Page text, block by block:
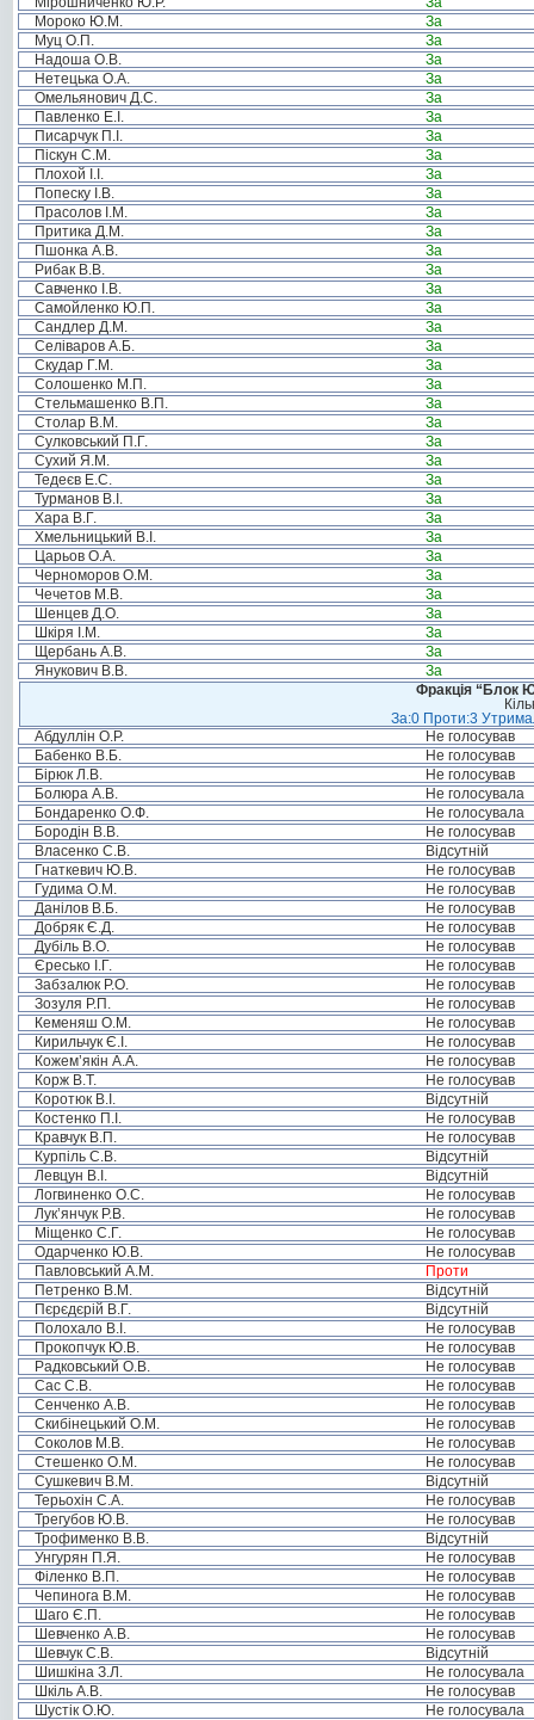
Мороко Ю.М.
За
Муц О.П.
За
Надоша О.В.
За
Нетецька О.А.
За
Омельянович Д.С.
За
Павленко Е.І.
За
Писарчук П.І.
За
Піскун С.М.
За
Плохой І.І.
За
Попеску І.В.
За
Прасолов І.М.
За
Притика Д.М.
За
Пшонка А.В.
За
Рибак В.В.
За
Савченко І.В.
За
Самойленко Ю.П.
За
Сандлер Д.М.
За
Селіваров А.Б.
За
Скудар Г.М.
За
Солошенко М.П.
За
Стельмашенко В.П.
За
Столар В.М.
За
Сулковський П.Г.
За
Сухий Я.М.
За
Тедеєв Е.С.
За
Турманов В.І.
За
Хара В.Г.
За
Хмельницький В.І.
За
Царьов О.А.
За
Черноморов О.М.
За
Чечетов М.В.
За
Шенцев Д.О.
За
Шкіря І.М.
За
Щербань А.В.
За
Янукович В.В.
За
Фракція “Блок
За:0 Проти:3
Абдуллін О.Р.
Не голосував
Бабенко В.Б.
Не голосував
Бірюк Л.В.
Не голосував
Болюра А.В.
Не голосувала
Бондаренко О.Ф.
Не голосувала
Бородін В.В.
Не голосував
Власенко С.В.
Відсутній
Гнаткевич Ю.В.
Не голосував
Гудима О.М.
Не голосував
Данілов В.Б.
Не голосував
Добряк Є.Д.
Не голосував
Дубіль В.О.
Не голосував
Єресько І.Г.
Не голосував
Забзалюк Р.О.
Не голосував
Зозуля Р.П.
Не голосував
Кеменяш О.М.
Не голосував
Кирильчук Є.І.
Не голосував
Кожем’якін А.А.
Не голосував
Корж В.Т.
Не голосував
Коротюк В.І.
Відсутній
Костенко П.І.
Не голосував
Кравчук В.П.
Не голосував
Курпіль С.В.
Відсутній
Левцун В.І.
Відсутній
Логвиненко О.С.
Не голосував
Лук’янчук Р.В.
Не голосував
Міщенко С.Г.
Не голосував
Одарченко Ю.В.
Не голосував
Павловський А.М.
Проти
Петренко В.М.
Відсутній
Пєрєдєрій В.Г.
Відсутній
Полохало В.І.
Не голосував
Прокопчук Ю.В.
Не голосував
Радковський О.В.
Не голосував
Сас С.В.
Не голосував
Сенченко А.В.
Не голосував
Скибінецький О.М.
Не голосував
Соколов М.В.
Не голосував
Стешенко О.М.
Не голосував
Сушкевич В.М.
Відсутній
Терьохін С.А.
Не голосував
Трегубов Ю.В.
Не голосував
Трофименко В.В.
Відсутній
Унгурян П.Я.
Не голосував
Філенко В.П.
Не голосував
Чепинога В.М.
Не голосував
Шаго Є.П.
Не голосував
Шевченко А.В.
Не голосував
Шевчук С.В.
Відсутній
Шишкіна З.Л.
Не голосувала
Шкіль А.В.
Не голосував
Шустік О.Ю.
Не голосувала